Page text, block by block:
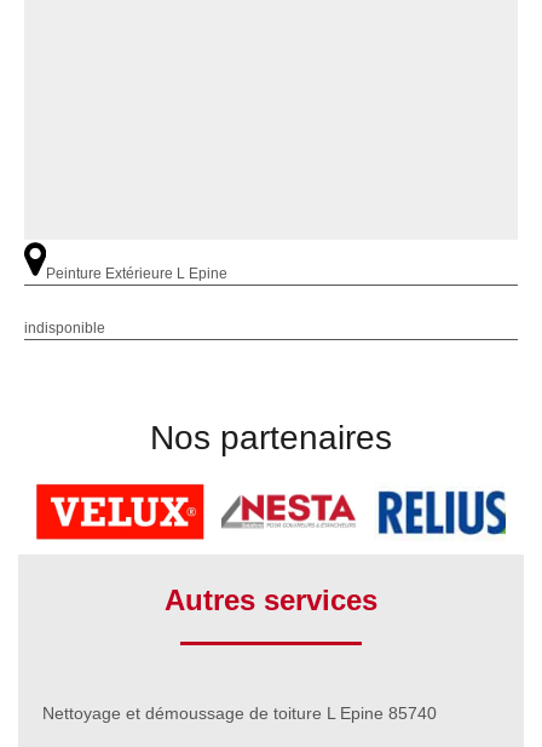
Peinture Extérieure L Epine
indisponible
Nos partenaires
Autres services
Nettoyage et démoussage de toiture L Epine 85740